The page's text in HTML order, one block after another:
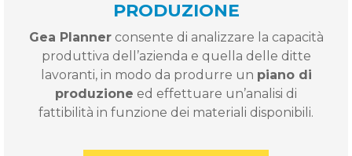
PRODUZIONE
Gea Plannerconsente di analizzare la capacità
produttiva dell’azienda e quella delle ditte
lavoranti, in modo da produrre un piano di
produzione ed effettuare un’analisi di
fattibilità in funzione dei materiali disponibili.